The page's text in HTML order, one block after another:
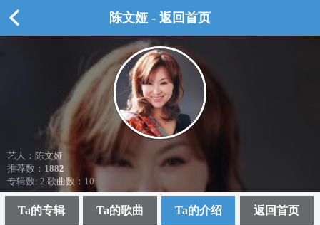
陈文娅 - 返回首页
艺人：陈文娅
推荐数： 1882
专辑数: 2 歌曲数：10
Ta的专辑 Ta的歌曲 Ta的介绍 返回首页